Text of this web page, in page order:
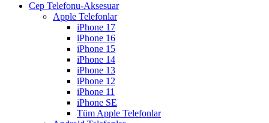
Cep Telefonu-Aksesuar
Apple Telefonlar
iPhone 17
iPhone 16
iPhone 15
iPhone 14
iPhone 13
iPhone 12
iPhone 11
iPhone SE
Tüm Apple Telefonlar